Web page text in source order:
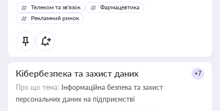
Телеком та зв'язок
Фармацевтика
Рекламний ринок
Кібербезпека та захист даних +7
Про що тема: Інформаційна безпека та захист
персональних даних на підприємстві